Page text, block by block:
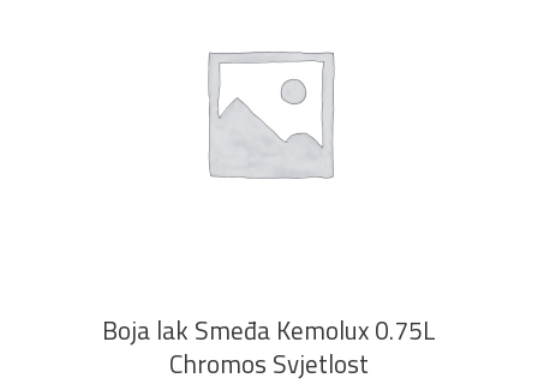
Boja lak Smeđa Kemolux 0.75L
Chromos Svjetlost